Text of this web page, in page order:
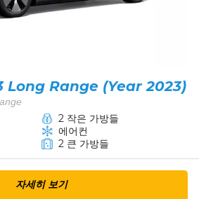
Long Range (Year 2023)
2 작은 가방들
에어컨
2 큰 가방들
자세히 보기